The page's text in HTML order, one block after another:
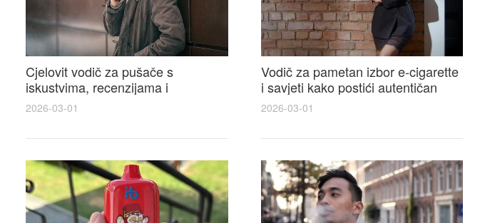
Cjelovit vodič za pušače s
iskustvima, recenzijama i
raspravama o e-cigarette na e
cigareta forum
2026-03-01
Vodič za pametan izbor e-cigarette
i savjeti kako postići autentičan
elektronske cigarete feel
2026-03-01